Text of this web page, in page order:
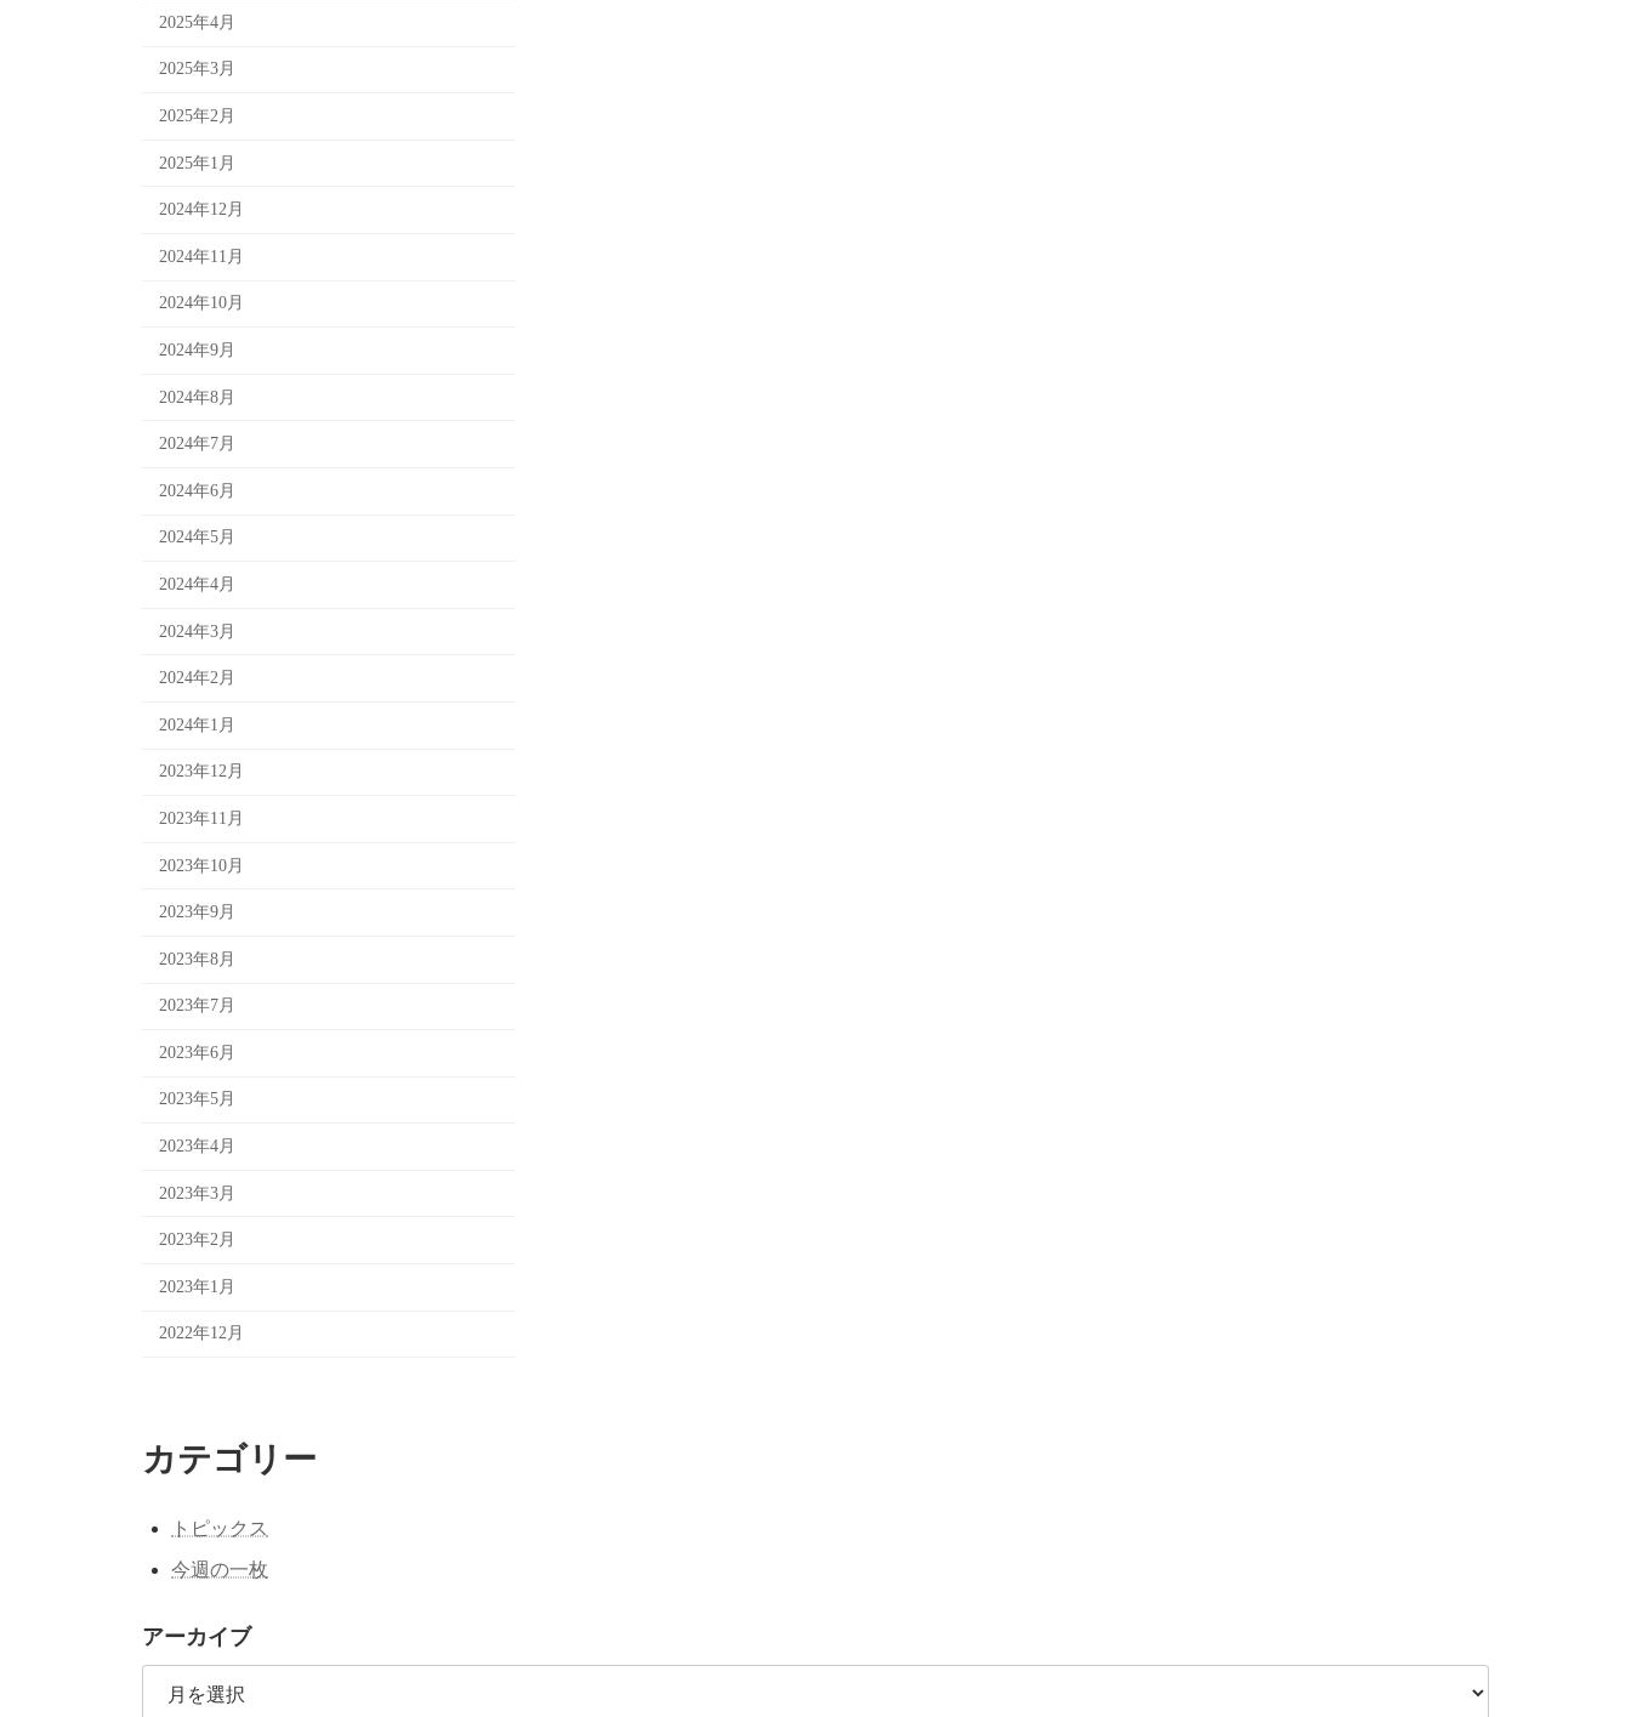
2025年4月
2025年3月
2025年2月
2025年1月
2024年12月
2024年11月
2024年10月
2024年9月
2024年8月
2024年7月
2024年6月
2024年5月
2024年4月
2024年3月
2024年2月
2024年1月
2023年12月
2023年11月
2023年10月
2023年9月
2023年8月
2023年7月
2023年6月
2023年5月
2023年4月
2023年3月
2023年2月
2023年1月
2022年12月
カテゴリー
トピックス
今週の一枚
アーカイブ
ア